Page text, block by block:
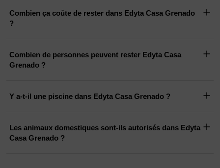
Combien ça coûte de rester dans Edyta Casa Grenado
?
Combien de personnes peuvent rester Edyta Casa
Grenado ?
Y a-t-il une piscine dans Edyta Casa Grenado ?
Les animaux domestiques sont-ils autorisés dans Edyta
Casa Grenado ?